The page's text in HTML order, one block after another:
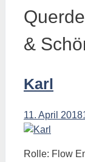
&
Karl
11. April 2018
Rolle: Flow